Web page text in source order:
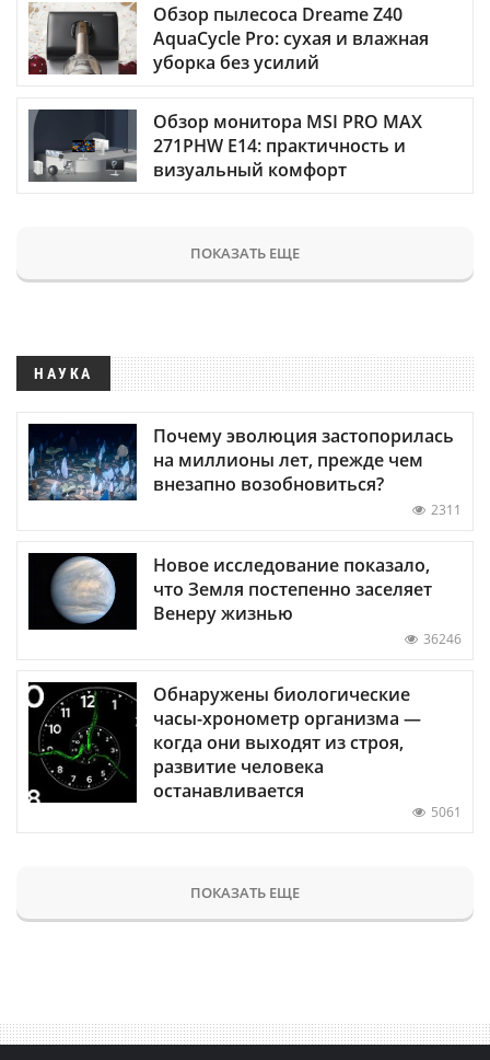
Обзор пылесоса Dreame Z40
AquaCycle Pro: сухая и влажная
уборка без усилий
Обзор монитора MSI PRO MAX
271PHW E14: практичность и
визуальный комфорт
ПОКАЗАТЬ ЕЩЕ
НАУКА
Почему эволюция застопорилась
на миллионы лет, прежде чем
внезапно возобновиться?
2311
Новое исследование показало,
что Земля постепенно заселяет
Венеру жизнью
36246
Обнаружены биологические
часы-хронометр организма —
когда они выходят из строя,
развитие человека
останавливается
5061
ПОКАЗАТЬ ЕЩЕ